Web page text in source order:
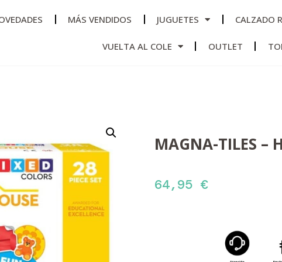
MÁS VENDIDOS JUGUETES CALZADO
VUELTA AL COLE OUTLET
MAGNA-TILES –
64,95 €